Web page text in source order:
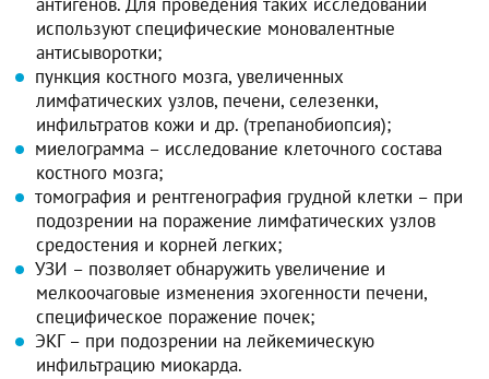
антигенов. Для проведения таких исследований
используют специфические моновалентные
антисыворотки;
пункция костного мозга, увеличенных
лимфатических узлов, печени, селезенки,
инфильтратов кожи и др. (трепанобиопсия);
миелограмма – исследование клеточного состава
костного мозга;
томография и рентгенография грудной клетки – при
подозрении на поражение лимфатических узлов
средостения и корней легких;
УЗИ – позволяет обнаружить увеличение и
мелкоочаговые изменения эхогенности печени,
специфическое поражение почек;
ЭКГ – при подозрении на лейкемическую
инфильтрацию миокарда.